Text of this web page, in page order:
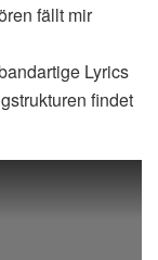
fällt mir
Lyrics
findet